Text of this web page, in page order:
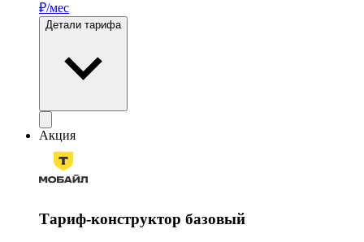
₽/мес
Детали тарифа
Акция
Тариф-конструктор базовый